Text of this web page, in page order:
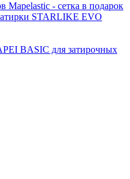
Mapelastic - сетка в подарок
STARLIKE EVO
BASIC для затирочных